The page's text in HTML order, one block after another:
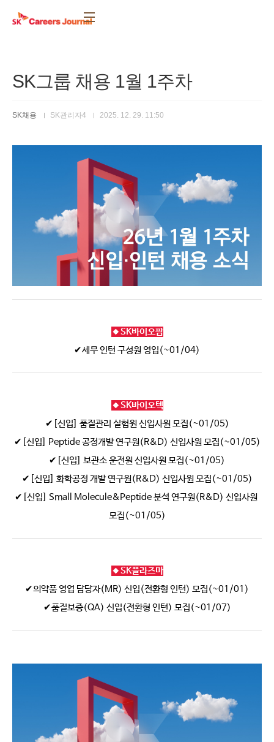
SK그룹 채용 1월 1주차
SK채용 SK관리자4 2025. 12. 29. 11:50
🔸SK바이오팜
✔세무 인턴 구성원 영입(~01/04)
🔸SK바이오텍
✔[신입] 품질관리 실험원 신입사원 모집(~01/05)
✔[신입] Peptide 공정개발 연구원(R&D) 신입사원 모집(~01/05)
✔[신입] 보관소 운전원 신입사원 모집(~01/05)
✔[신입] 화학공정 개발 연구원(R&D) 신입사원 모집(~01/05)
✔[신입] Small Molecule&Peptide 분석 연구원(R&D) 신입사원
모집(~01/05)
🔸SK플라즈마
✔의약품 영업 담당자(MR) 신입(전환형 인턴) 모집(~01/01)
✔품질보증(QA) 신입(전환형 인턴) 모집(~01/07)